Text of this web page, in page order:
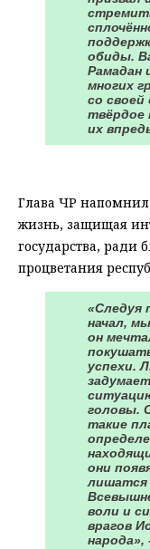
обиды.
Рамадан
многих
со
твёрдое
их
Глава ЧР
жизнь, защищая
государства, ради
процветания
«Следуя
начал,
он
успехи.
головы.
такие
они
лишатся
воли и
врагов